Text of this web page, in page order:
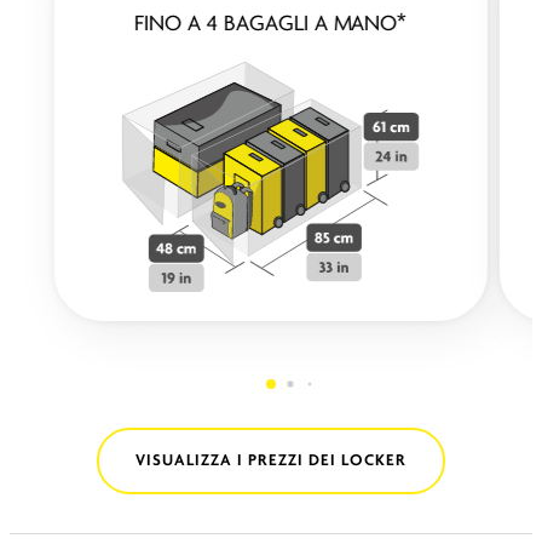
FINO A 4 BAGAGLI A MANO*
VISUALIZZA I PREZZI DEI LOCKER